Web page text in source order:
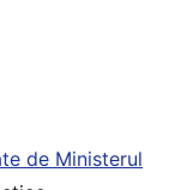
de Ministerul